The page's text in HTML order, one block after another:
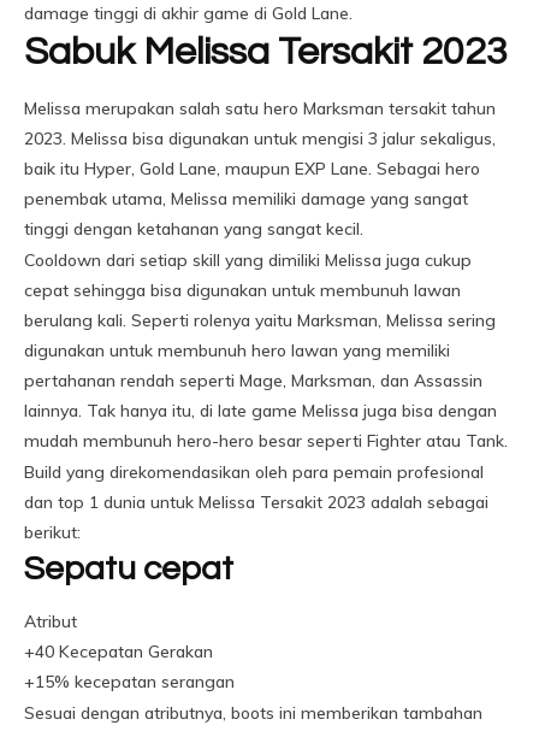
damage tinggi di akhir game di Gold Lane.
Sabuk Melissa Tersakit 2023
Melissa merupakan salah satu hero Marksman tersakit tahun
2023. Melissa bisa digunakan untuk mengisi 3 jalur sekaligus,
baik itu Hyper, Gold Lane, maupun EXP Lane. Sebagai hero
penembak utama, Melissa memiliki damage yang sangat
tinggi dengan ketahanan yang sangat kecil.
Cooldown dari setiap skill yang dimiliki Melissa juga cukup
cepat sehingga bisa digunakan untuk membunuh lawan
berulang kali. Seperti rolenya yaitu Marksman, Melissa sering
digunakan untuk membunuh hero lawan yang memiliki
pertahanan rendah seperti Mage, Marksman, dan Assassin
lainnya. Tak hanya itu, di late game Melissa juga bisa dengan
mudah membunuh hero-hero besar seperti Fighter atau Tank.
Build yang direkomendasikan oleh para pemain profesional
dan top 1 dunia untuk Melissa Tersakit 2023 adalah sebagai
berikut:
Sepatu cepat
Atribut
+40 Kecepatan Gerakan
+15% kecepatan serangan
Sesuai dengan atributnya, boots ini memberikan tambahan